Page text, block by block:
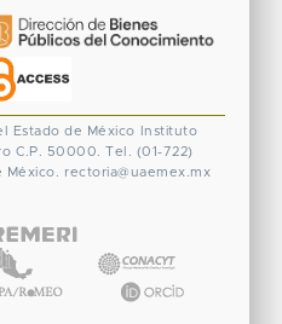
Estado de México
Instituto
C.P. 50000. Tel. (01-722)
México. rectoria@uaemex.mx